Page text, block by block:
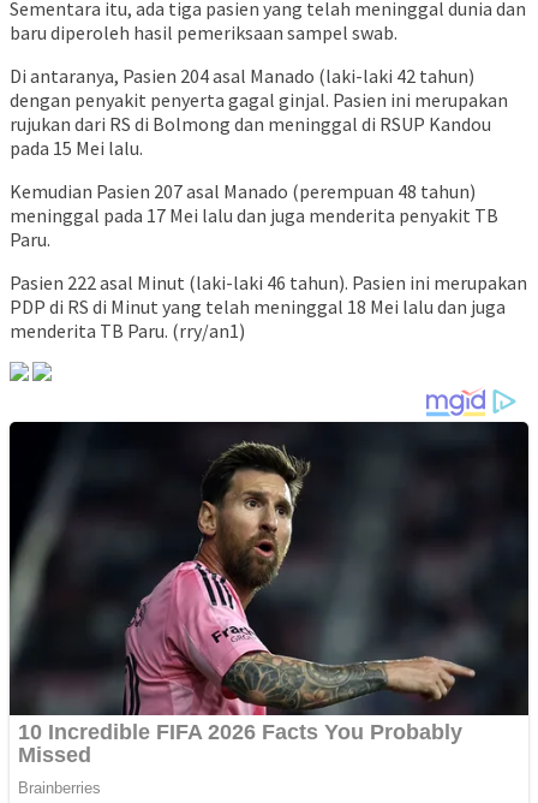
Sementara itu, ada tiga pasien yang telah meninggal dunia dan
baru diperoleh hasil pemeriksaan sampel swab.
Di antaranya, Pasien 204 asal Manado (laki-laki 42 tahun)
dengan penyakit penyerta gagal ginjal. Pasien ini merupakan
rujukan dari RS di Bolmong dan meninggal di RSUP Kandou
pada 15 Mei lalu.
Kemudian Pasien 207 asal Manado (perempuan 48 tahun)
meninggal pada 17 Mei lalu dan juga menderita penyakit TB
Paru.
Pasien 222 asal Minut (laki-laki 46 tahun). Pasien ini merupakan
PDP di RS di Minut yang telah meninggal 18 Mei lalu dan juga
menderita TB Paru. (rry/an1)